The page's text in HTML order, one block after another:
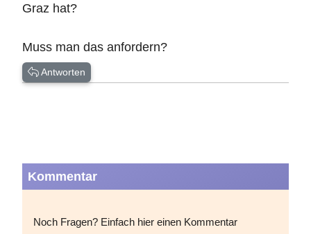
Graz hat?
Muss man das anfordern?
Antworten
Kommentar
Noch Fragen? Einfach hier einen Kommentar